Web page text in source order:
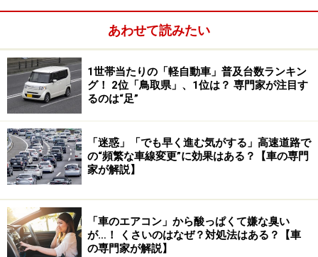
バンパーはボディと同じ色で塗装されており、ホイール
キャップも付く。アンテナだって手抜き感無し。強いて
言えばドアミラーが電動格納式でなく黒いことくらい
か。ボディカラーは7色から選べて、赤っぽいボディや
空色あたりなど存在感ある。皆さん実車を見たら驚くだ
ろう。
インテリアだって機能的な自発光式のデジタル式メータ
ーが質感を確保。リアシートのヘッドレストは付かない
ものの（必要なら108万円のグレードを）、ほとんど使
わないというなら問題無し。パワーウインドウやパワー
ドアロックはもちろん、UVカットガラスまで標準装備。
あわせて読みたい
1世帯当たりの「軽自動車」普及台数ランキン
グ！ 2位「鳥取県」、1位は？ 専門家が注目す
るのは“足”
「迷惑」「でも早く進む気がする」高速道路で
の“頻繁な車線変更”に効果はある？【車の専門
家が解説】
「車のエアコン」から酸っぱくて嫌な臭い
が…！ くさいのはなぜ？対処法はある？【車
の専門家が解説】